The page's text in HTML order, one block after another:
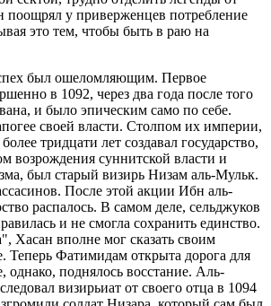
поощрял у приверженцев потребление
это тем, чтобы быть в раю на
был ошеломляющим. Первое
в 1092, через два года после того
и было эпическим само по себе.
своей власти. Столпом их империи,
тридцати лет создавал государство,
возрождения суннитской власти и
был старый визирь Низам аль-Мульк.
После этой акции Ибн аль-
распалось. В самом деле, сельджуков
и не смогла сохранить единство.
Хасан вполне мог сказать своим
Теперь Фатимидам открыта дорога для
однако, поднялось восстание. Аль-
визирьиат от своего отца в 1094